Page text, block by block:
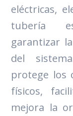
eléctricas,
tubería
garantizar
del
protege los
físicos,
mejora la